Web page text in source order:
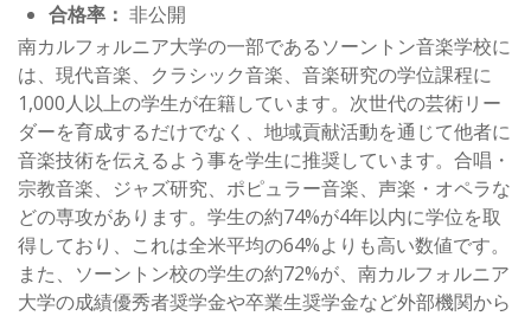
合格率： 非公開
南カルフォルニア大学の一部であるソーントン音楽学校に
は、現代音楽、クラシック音楽、音楽研究の学位課程に
1,000人以上の学生が在籍しています。次世代の芸術リー
ダーを育成するだけでなく、地域貢献活動を通じて他者に
音楽技術を伝えるよう事を学生に推奨しています。合唱・
宗教音楽、ジャズ研究、ポピュラー音楽、声楽・オペラな
どの専攻があります。学生の約74%が4年以内に学位を取
得しており、これは全米平均の64%よりも高い数値です。
また、ソーントン校の学生の約72%が、南カルフォルニア
大学の成績優秀者奨学金や卒業生奨学金など外部機関から